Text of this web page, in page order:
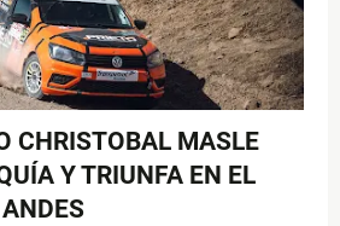
CHRISTOBAL MASLE
Y TRIUNFA EN EL
ANDES